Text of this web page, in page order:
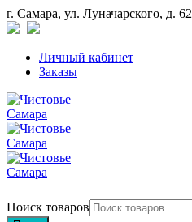
г. Самара, ул. Луначарского, д. 62
Личный кабинет
Заказы
Поиск товаров